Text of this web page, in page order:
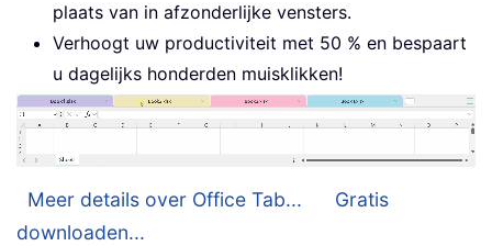
plaats van in afzonderlijke vensters.
Verhoogt uw productiviteit met 50 % en bespaart
u dagelijks honderden muisklikken!
Meer details over Office Tab...
Gratis
downloaden...